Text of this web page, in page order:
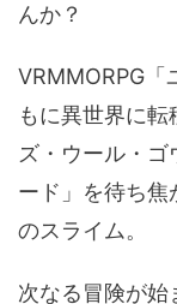
んか？
VRMMORPG「
もに異世界に
ズ・ウール・
ード」を待ち焦
のスライム。
次なる冒険が始